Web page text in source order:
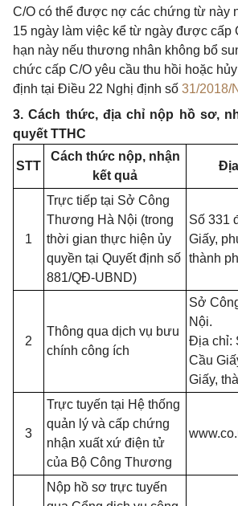
C/O có thể được nợ các chứng từ này
15 ngày làm việc kể từ ngày được cấp
hạn này nếu thương nhân không bổ
chức cấp C/O yêu cầu thu hồi hoặc
định tại Điều 22 Nghị định số 31/2018/
3. Cách thức, địa chỉ nộp hồ sơ,
quyết TTHC
STT
Cách thức nộp, nhận
kết quả
1
Trực tiếp tại Sở Công
Thương Hà Nội (trong
thời gian thực hiện ủy
quyền tại Quyết định số
881/QĐ-UBND)
Số 331
Giấy,
thành
2
Thông qua dịch vụ bưu
chính công ích
Sở
Nội.
Địa chỉ:
Cầu
Giấy,
3
Trực tuyến tại Hệ thống
quản lý và cấp chứng
nhận xuất xứ điện tử
của Bộ Công Thương
Nộp hồ sơ trực tuyến